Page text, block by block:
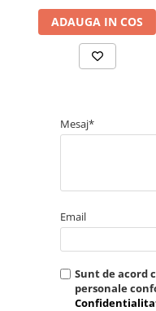
ADAUGA IN COS
Mesaj*
Email
Sunt de acord
personale